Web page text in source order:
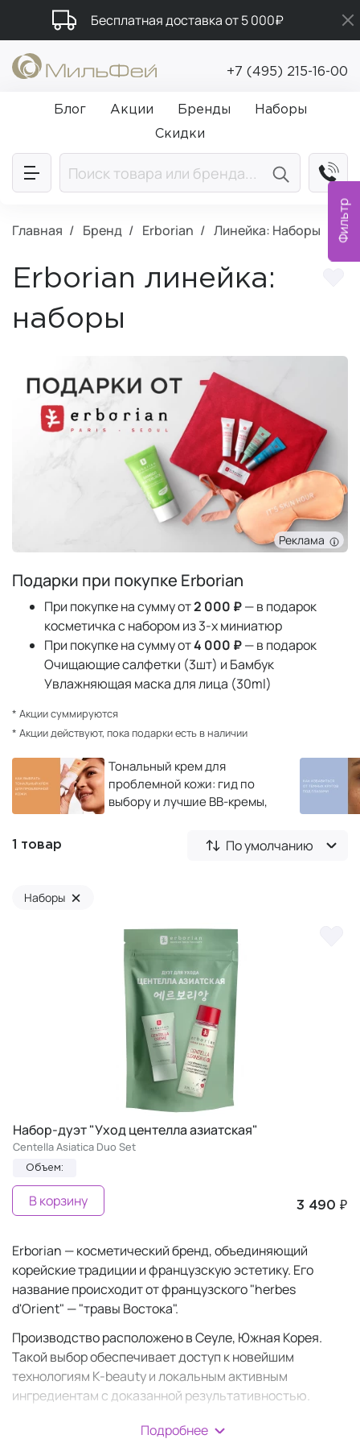
Фильтр
Бесплатная доставка от 5 000₽
Подарки в каждый заказ от 5 000₽
Промокод ПРИВЕТ
+7 (495) 215-16-00
Блог Акции Бренды
Наборы
Скидки
Главная Бренд Erborian Линейка: Наборы
Erborian линейка:
наборы
Реклама
Подарки при покупке Erborian
При покупке на сумму от2 000 ₽— в подарок
косметичка с набором из 3-х миниатюр
При покупке на сумму от4 000 ₽— в подарок
Очищающие салфетки (3шт) и Бамбук
Увлажняющая маска для лица (30ml)
* Акции суммируются
* Акции действуют, пока подарки есть в наличии
Тональный крем для
проблемной кожи: гид по
выбору и лучшие BB-кремы,
1 товар По умолчанию
Наборы ×
Набор-дуэт "Уход центелла азиатская"
Centella Asiatica Duo Set
Объем:
3 490 ₽
В корзину
Erborian — косметический бренд, объединяющий
корейские традиции и французскую эстетику. Его
название происходит от французского "herbes
d'Orient" — "травы Востока".
Производство расположено в Сеуле, Южная Корея.
Такой выбор обеспечивает доступ к новейшим
технологиям K-beauty и локальным активным
ингредиентам с доказанной результативностью.
С момента запуска в 2007 году бренд придерживается
Подробнее